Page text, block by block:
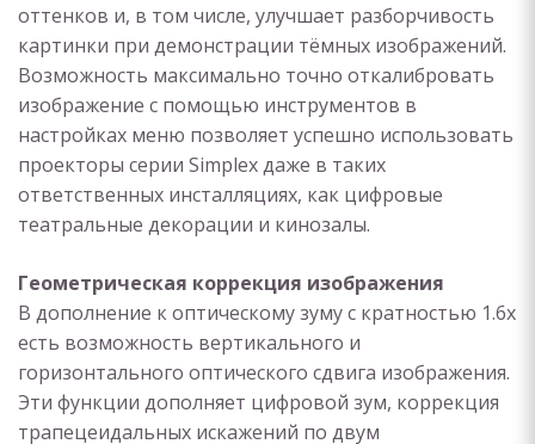
оттенков и, в том числе, улучшает разборчивость
картинки при демонстрации тёмных изображений.
Возможность максимально точно откалибровать
изображение с помощью инструментов в
настройках меню позволяет успешно использовать
проекторы серии Simplex даже в таких
ответственных инсталляциях, как цифровые
театральные декорации и кинозалы.
Геометрическая коррекция изображения
В дополнение к оптическому зуму с кратностью 1.6x
есть возможность вертикального и
горизонтального оптического сдвига изображения.
Эти функции дополняет цифровой зум, коррекция
трапецеидальных искажений по двум